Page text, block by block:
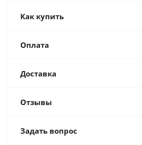
Как купить
Оплата
Доставка
Отзывы
Задать вопрос